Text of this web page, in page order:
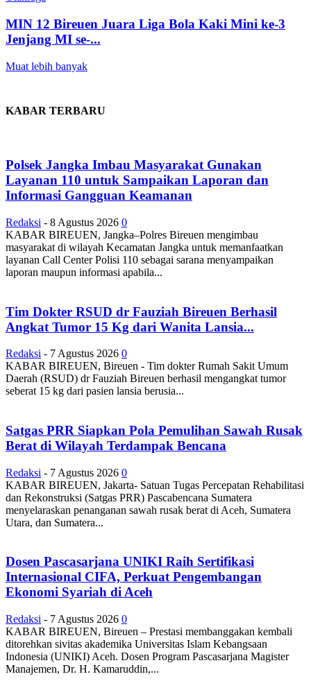
MIN 12 Bireuen Juara Liga Bola Kaki Mini ke-3
Jenjang MI se-...
Muat lebih banyak
KABAR TERBARU
Polsek Jangka Imbau Masyarakat Gunakan
Layanan 110 untuk Sampaikan Laporan dan
Informasi Gangguan Keamanan
Redaksi - 8 Agustus 2026 0
KABAR BIREUEN, Jangka–Polres Bireuen mengimbau
masyarakat di wilayah Kecamatan Jangka untuk memanfaatkan
layanan Call Center Polisi 110 sebagai sarana menyampaikan
laporan maupun informasi apabila...
Tim Dokter RSUD dr Fauziah Bireuen Berhasil
Angkat Tumor 15 Kg dari Wanita Lansia...
Redaksi - 7 Agustus 2026 0
KABAR BIREUEN, Bireuen - Tim dokter Rumah Sakit Umum
Daerah (RSUD) dr Fauziah Bireuen berhasil mengangkat tumor
seberat 15 kg dari pasien lansia berusia...
Satgas PRR Siapkan Pola Pemulihan Sawah Rusak
Berat di Wilayah Terdampak Bencana
Redaksi - 7 Agustus 2026 0
KABAR BIREUEN, Jakarta- Satuan Tugas Percepatan Rehabilitasi
dan Rekonstruksi (Satgas PRR) Pascabencana Sumatera
menyelaraskan penanganan sawah rusak berat di Aceh, Sumatera
Utara, dan Sumatera...
Dosen Pascasarjana UNIKI Raih Sertifikasi
Internasional CIFA, Perkuat Pengembangan
Ekonomi Syariah di Aceh
Redaksi - 7 Agustus 2026 0
KABAR BIREUEN, Bireuen – Prestasi membanggakan kembali
ditorehkan sivitas akademika Universitas Islam Kebangsaan
Indonesia (UNIKI) Aceh. Dosen Program Pascasarjana Magister
Manajemen, Dr. H. Kamaruddin,...